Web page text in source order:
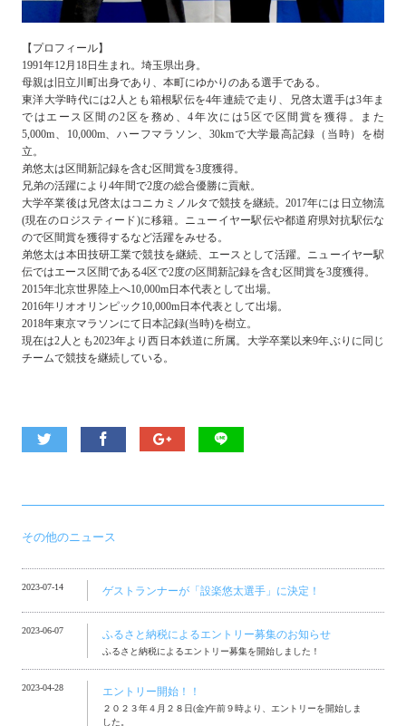
【プロフィール】
1991年12月18日生まれ。埼玉県出身。
母親は旧立川町出身であり、本町にゆかりのある選手である。
東洋大学時代には2人とも箱根駅伝を4年連続で走り、兄啓太選手は3年ま
ではエース区間の2区を務め、4年次には5区で区間賞を獲得。また
5,000m、10,000m、ハーフマラソン、30kmで大学最高記録（当時）を樹
立。
弟悠太は区間新記録を含む区間賞を3度獲得。
兄弟の活躍により4年間で2度の総合優勝に貢献。
大学卒業後は兄啓太はコニカミノルタで競技を継続。2017年には日立物流
(現在のロジスティード)に移籍。ニューイヤー駅伝や都道府県対抗駅伝な
ので区間賞を獲得するなど活躍をみせる。
弟悠太は本田技研工業で競技を継続、エースとして活躍。ニューイヤー駅
伝ではエース区間である4区で2度の区間新記録を含む区間賞を3度獲得。
2015年北京世界陸上へ10,000m日本代表として出場。
2016年リオオリンピック10,000m日本代表として出場。
2018年東京マラソンにて日本記録(当時)を樹立。
現在は2人とも2023年より西日本鉄道に所属。大学卒業以来9年ぶりに同じ
チームで競技を継続している。
その他のニュース
2023-07-14 ゲストランナーが「設楽悠太選手」に決定！
2023-06-07 ふるさと納税によるエントリー募集のお知らせ
ふるさと納税によるエントリー募集を開始しました！
2023-04-28 エントリー開始！！
２０２３年４月２８日(金)午前９時より、エントリーを開始しま
した。